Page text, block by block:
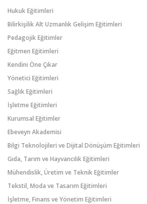
Hukuk Eğitimleri
Bilirkişilik Alt Uzmanlık Gelişim Eğitimleri
Pedagojik Eğitimler
Eğitmen Eğitimleri
Kendini Öne Çıkar
Yönetici Eğitimleri
Sağlık Eğitimleri
İşletme Eğitimleri
Kurumsal Eğitimler
Ebeveyn Akademisi
Bilgi Teknolojileri ve Dijital Dönüşüm Eğitimleri
Gıda, Tarım ve Hayvancılık Eğitimleri
Mühendislik, Üretim ve Teknik Eğitimler
Tekstil, Moda ve Tasarım Eğitimleri
İşletme, Finans ve Yönetim Eğitimleri